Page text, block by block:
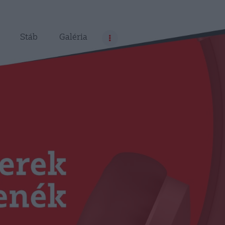
Stáb Galéria